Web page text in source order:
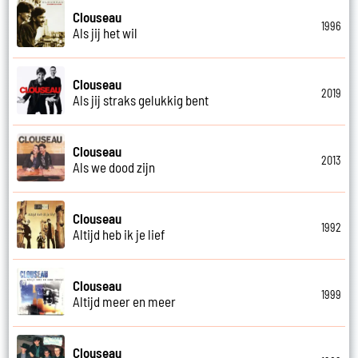
Clouseau
Als jij het wil
1996
Clouseau
Als jij straks gelukkig bent
2019
Clouseau
Als we dood zijn
2013
Clouseau
Altijd heb ik je lief
1992
Clouseau
Altijd meer en meer
1999
Clouseau